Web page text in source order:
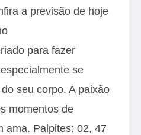
a previsão de hoje
para fazer
se
seu corpo. A paixão
momentos de
ama. Palpites: 02, 47